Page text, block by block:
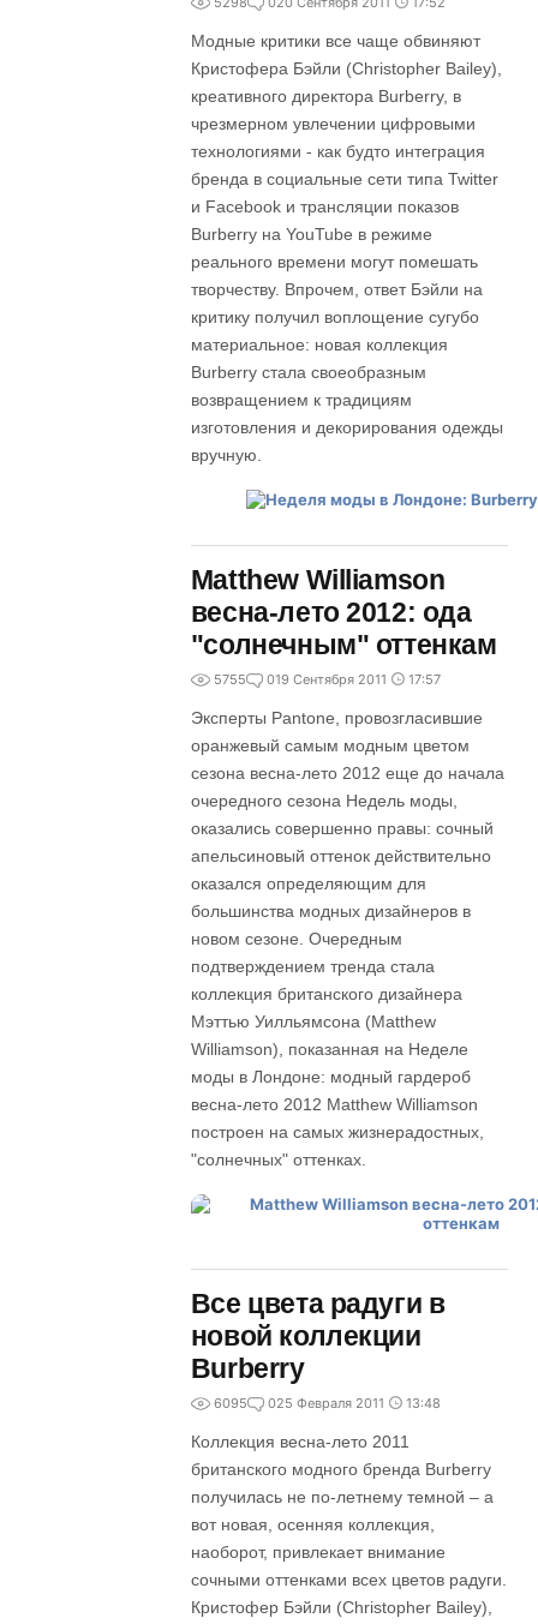
Модные критики все чаще обвиняют
Кристофера Бэйли (Christopher Bailey),
креативного директора Burberry, в
чрезмерном увлечении цифровыми
технологиями - как будто интеграция
бренда в социальные сети типа Twitter
и Facebook и трансляции показов
Burberry на YouTube в режиме
реального времени могут помешать
творчеству. Впрочем, ответ Бэйли на
критику получил воплощение сугубо
материальное: новая коллекция
Burberry стала своеобразным
возвращением к традициям
изготовления и декорирования одежды
вручную.
Matthew Williamson
весна-лето 2012: ода
"солнечным" оттенкам
5755 019 Сентября 2011 17:57
Эксперты Pantone, провозгласившие
оранжевый самым модным цветом
сезона весна-лето 2012 еще до начала
очередного сезона Недель моды,
оказались совершенно правы: сочный
апельсиновый оттенок действительно
оказался определяющим для
большинства модных дизайнеров в
новом сезоне. Очередным
подтверждением тренда стала
коллекция британского дизайнера
Мэттью Уилльямсона (Matthew
Williamson), показанная на Неделе
моды в Лондоне: модный гардероб
весна-лето 2012 Matthew Williamson
построен на самых жизнерадостных,
"солнечных" оттенках.
Все цвета радуги в
новой коллекции
Burberry
6095 025 Февраля 2011 13:48
Коллекция весна-лето 2011
британского модного бренда Burberry
получилась не по-летнему темной – а
вот новая, осенняя коллекция,
наоборот, привлекает внимание
сочными оттенками всех цветов радуги.
Кристофер Бэйли (Christopher Bailey),